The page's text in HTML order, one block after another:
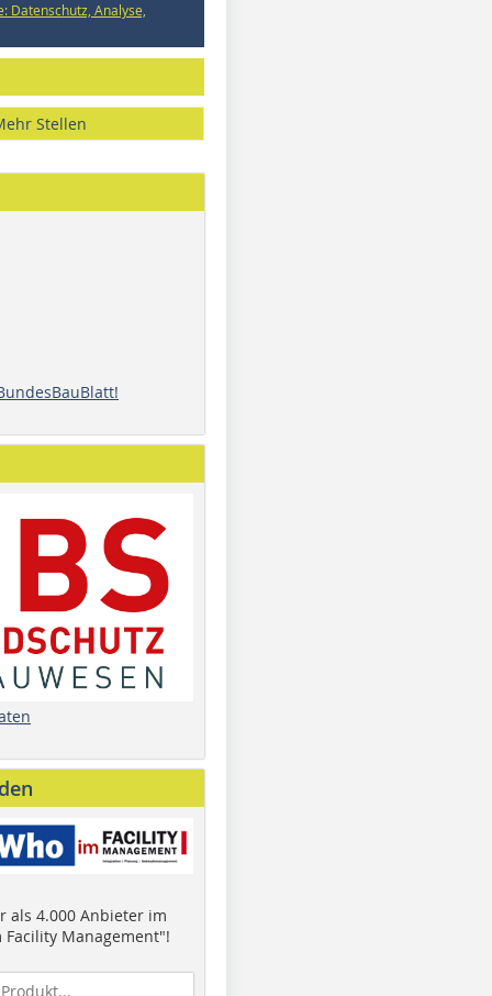
Datenschutz, Analyse,
Stellen
als 4.000 Anbieter im
Facility Management"!